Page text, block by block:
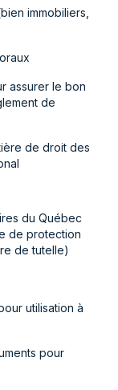
immobiliers,
assurer le bon
de
de droit des
du Québec
de protection
de tutelle)
utilisation à
pour